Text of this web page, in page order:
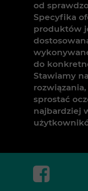
od
Specyfika
produktów
do
Stawiamy
sprostać
najbardziej